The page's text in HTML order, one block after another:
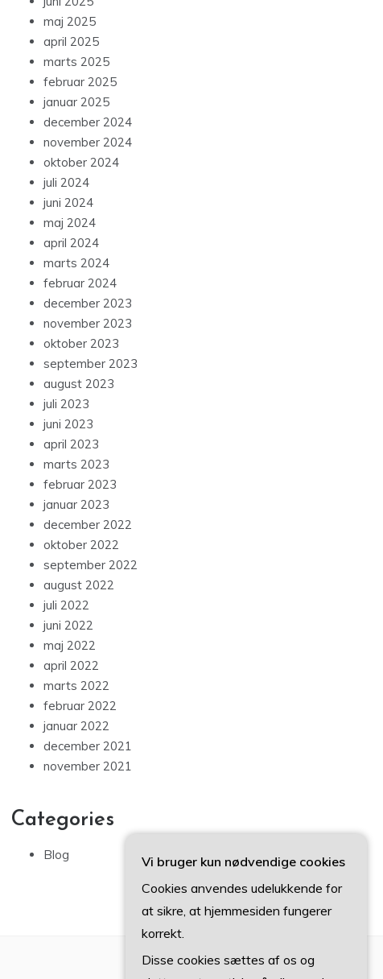
maj 2025
april 2025
marts 2025
februar 2025
januar 2025
december 2024
november 2024
oktober 2024
juli 2024
juni 2024
maj 2024
april 2024
marts 2024
februar 2024
december 2023
november 2023
oktober 2023
september 2023
august 2023
juli 2023
juni 2023
april 2023
marts 2023
februar 2023
januar 2023
december 2022
oktober 2022
september 2022
august 2022
juli 2022
juni 2022
maj 2022
april 2022
marts 2022
februar 2022
januar 2022
december 2021
november 2021
Categories
Blog
Vi bruger kun nødvendige cookies
Cookies anvendes udelukkende for
at sikre, at hjemmesiden fungerer
korrekt.
Disse cookies sættes af os og